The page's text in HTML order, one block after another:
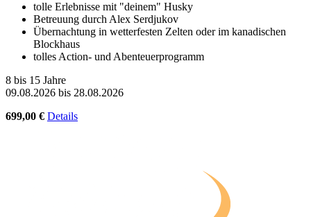
tolle Erlebnisse mit "deinem" Husky
Betreuung durch Alex Serdjukov
Übernachtung in wetterfesten Zelten oder im kanadischen
Blockhaus
tolles Action- und Abenteuerprogramm
8 bis 15 Jahre
09.08.2026 bis 28.08.2026
699,00 € Details